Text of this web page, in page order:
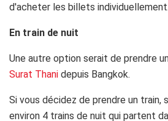
d'acheter les billets individuellement.
En train de nuit
Une autre option serait de prendre
Surat Thani depuis Bangkok.
Si vous décidez de prendre un train,
environ 4 trains de nuit qui partent